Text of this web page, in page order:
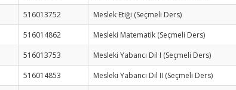
516013752 Meslek Etiği (Seçmeli Ders)
516014862 Mesleki Matematik (Seçmeli Ders)
516013753 Mesleki Yabancı Dil I (Seçmeli Ders)
516014853 Mesleki Yabancı Dil II (Seçmeli Ders)